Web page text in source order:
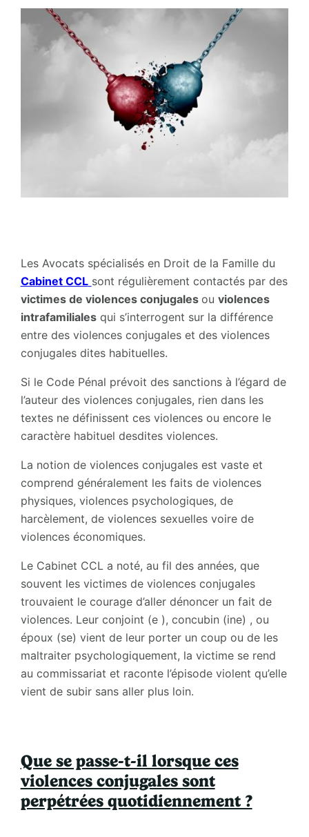
Les Avocats spécialisés en Droit de la Famille du
Cabinet CCL sont régulièrement contactés par des
victimes de violences conjugales ou violences
intrafamilialesqui s’interrogent sur la différence
entre des violences conjugales et des violences
conjugales dites habituelles.
Si le Code Pénal prévoit des sanctions à l’égard de
l’auteur des violences conjugales, rien dans les
textes ne définissent ces violences ou encore le
caractère habituel desdites violences.
La notion de violences conjugales est vaste et
comprend généralement les faits de violences
physiques, violences psychologiques, de
harcèlement, de violences sexuelles voire de
violences économiques.
Le Cabinet CCL a noté, au fil des années, que
souvent les victimes de violences conjugales
trouvaient le courage d’aller dénoncer un fait de
violences. Leur conjoint (e ), concubin (ine) , ou
époux (se) vient de leur porter un coup ou de les
maltraiter psychologiquement, la victime se rend
au commissariat et raconte l’épisode violent qu’elle
vient de subir sans aller plus loin.
Que se passe-t-il lorsque ces
violences conjugales sont
perpétrées quotidiennement ?